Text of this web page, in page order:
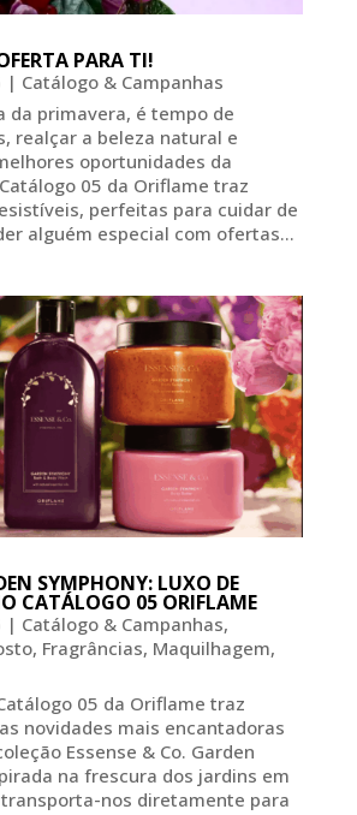
PARA TI!
| Catálogo & Campanhas
da primavera, é tempo de
realçar a beleza natural e
oportunidades da
05 da Oriflame traz
perfeitas para cuidar de
alguém especial com ofertas...
SYMPHONY: LUXO DE
CATÁLOGO 05 ORIFLAME
| Catálogo & Campanhas,
, Fragrâncias, Maquilhagem,
05 da Oriflame traz
novidades mais encantadoras
Essense & Co. Garden
na frescura dos jardins em
nos diretamente para